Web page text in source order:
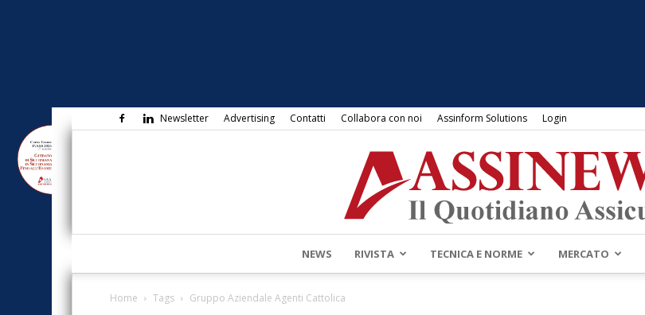
Newsletter Advertising Contatti Collabora con noi Assinform Solutions Login
Assinews.it
NEWS RIVISTA TECNICA E NORME MERCATO
Home Tags Gruppo Aziendale Agenti Cattolica